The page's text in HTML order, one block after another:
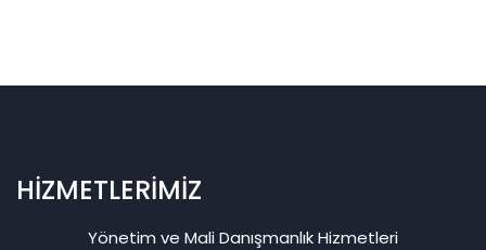
HİZMETLERİMİZ
Yönetim ve Mali Danışmanlık Hizmetleri